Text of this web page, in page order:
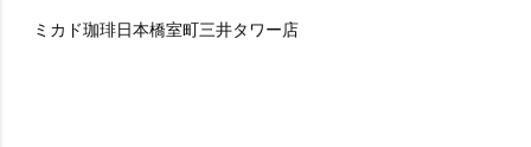
ミカド珈琲日本橋室町三井タワー店